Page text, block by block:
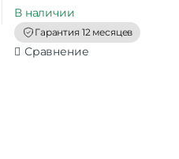
t
o
f
5
В наличии
Гарантия 12 месяцев
Сравнение